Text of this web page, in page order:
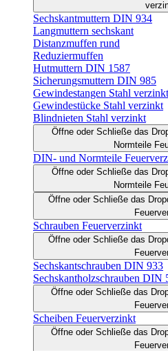
Sechskantmuttern DIN 934
Langmuttern sechskant
Distanzmuffen rund
Reduziermuffen
Hutmuttern DIN 1587
Sicherungsmuttern DIN 985
Gewindestangen Stahl verzinkt
Gewindestücke Stahl verzinkt
Blindnieten Stahl verzinkt
Öffne oder Schließe das
Normteile
DIN- und Normteile
Öffne oder Schließe das
Normteile
Öffne oder Schließe das
Schrauben Feuerverzinkt
Öffne oder Schließe das
Sechskantschrauben DIN 933
Sechskantholzschrauben DIN
Öffne oder Schließe das
Scheiben Feuerverzinkt
Öffne oder Schließe das